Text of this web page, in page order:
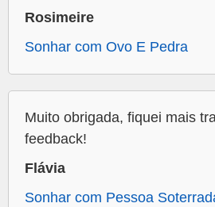
Rosimeire
Sonhar com Ovo E Pedra
Muito obrigada, fiquei mais
feedback!
Flávia
Sonhar com Pessoa